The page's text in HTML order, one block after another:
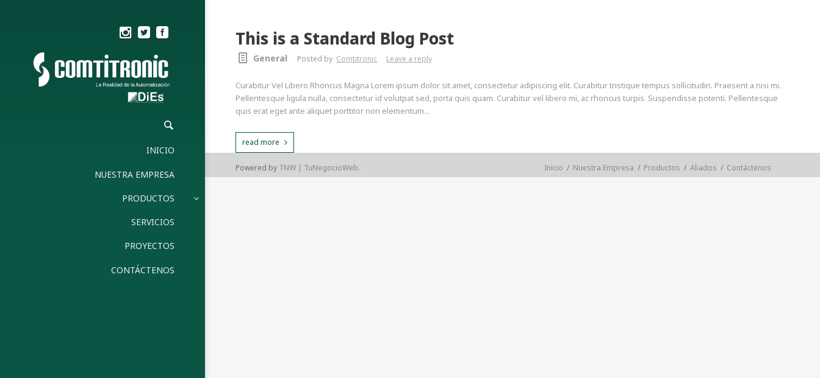
INICIO
NUESTRA EMPRESA
PRODUCTOS
SERVICIOS
PROYECTOS
CONTÁCTENOS
This is a Standard Blog Post
General Posted by Comtitronic Leave a reply
Curabitur Vel Libero Rhoncus Magna Lorem ipsum dolor sit amet, consectetur adipiscing elit. Curabitur tristique tempus sollicitudin. Praesent a nisi mi.
Pellentesque ligula nulla, consectetur id volutpat sed, porta quis quam. Curabitur vel libero mi, ac rhoncus turpis. Suspendisse potenti. Pellentesque
quis erat eget ante aliquet porttitor non elementum...
read more
Powered by TNW | TuNegocioWeb. Inicio / Nuestra Empresa / Productos / Aliados / Contáctenos